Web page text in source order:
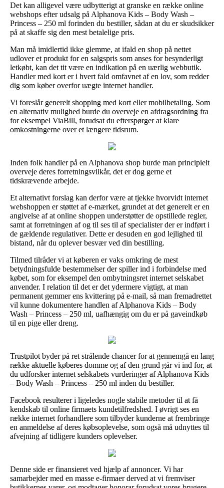
Det kan alligevel være udbytterigt at granske en række online
webshops efter udsalg på Alphanova Kids – Body Wash –
Princess – 250 ml forinden du bestiller, sådan at du er skudsikker
på at skaffe sig den mest betalelige pris.
Man må imidlertid ikke glemme, at ifald en shop på nettet
udlover et produkt for en salgspris som anses for besynderligt
letkøbt, kan det tit være en indikation på en uærlig webbutik.
Handler med kort er i hvert fald omfavnet af en lov, som redder
dig som køber overfor uægte internet handler.
Vi foreslår generelt shopping med kort eller mobilbetaling. Som
en alternativ mulighed burde du overveje en afdragsordning fra
for eksempel ViaBill, forudsat du efterspørger at klare
omkostningerne over et længere tidsrum.
Inden folk handler på en Alphanova shop burde man principielt
overveje deres forretningsvilkår, det er dog gerne et
tidskrævende arbejde.
Et alternativt forslag kan derfor være at tjekke hvorvidt internet
webshoppen er støttet af e-mærket, grundet at det generelt er en
angivelse af at online shoppen understøtter de opstillede regler,
samt at forretningen af og til ses til af specialister der er indført i
de gældende regulativer. Dette er desuden en god lejlighed til
bistand, når du oplever besvær ved din bestilling.
Tilmed tilråder vi at køberen er vaks omkring de mest
betydningsfulde bestemmelser der spiller ind i forbindelse med
købet, som for eksempel den ombytningsret internet selskabet
anvender. I relation til det er det ydermere vigtigt, at man
permanent gemmer ens kvittering på e-mail, så man fremadrettet
vil kunne dokumentere handlen af Alphanova Kids – Body
Wash – Princess – 250 ml, uafhængig om du er på gaveindkøb
til en pige eller dreng.
Trustpilot byder på ret strålende chancer for at gennemgå en lang
række aktuelle køberes domme og af den grund går vi ind for, at
du udforsker internet selskabets vurderinger af Alphanova Kids
– Body Wash – Princess – 250 ml inden du bestiller.
Facebook resulterer i ligeledes nogle stabile metoder til at få
kendskab til online firmaets kundetilfredshed. I øvrigt ses en
række internet forhandlere som tilbyder kunderne at frembringe
en anmeldelse af deres købsoplevelse, som også må udnyttes til
afvejning af tidligere kunders oplevelser.
Denne side er finansieret ved hjælp af annoncer. Vi har
samarbejder med en masse e-firmaer derved at vi fremviser